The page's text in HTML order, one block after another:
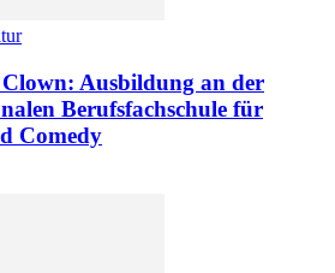
Ausbildung an der
Berufsfachschule für
Comedy